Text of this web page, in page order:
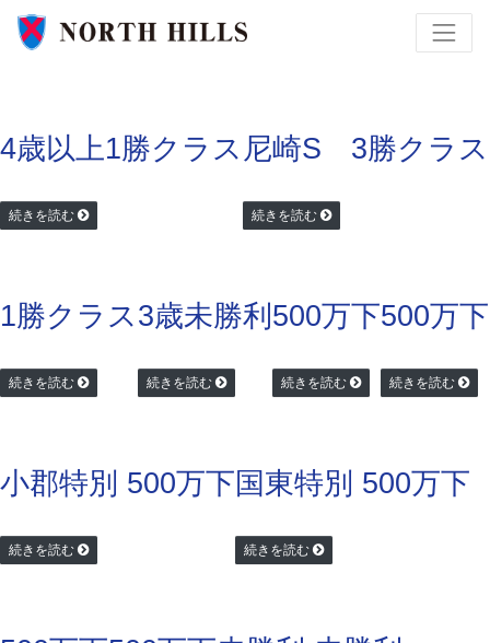
4歳以上1勝クラス
続きを読む
尼崎S 3勝クラス
続きを読む
1勝クラス
続きを読む
3歳未勝利
続きを読む
500万下
続きを読む
500万下
続きを読む
小郡特別 500万下
続きを読む
国東特別 500万下
続きを読む